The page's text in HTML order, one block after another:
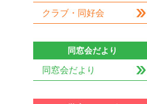
クラブ・同好会
同窓会だより
同窓会だより